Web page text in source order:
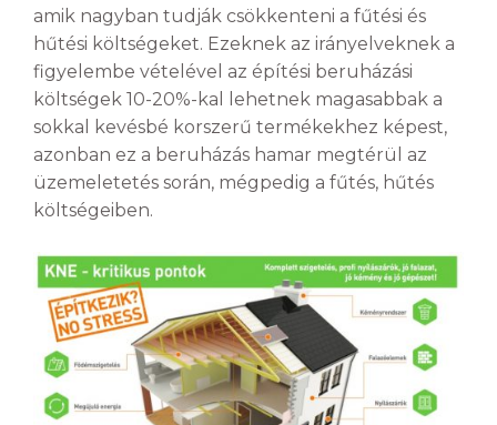
amik nagyban tudják csökkenteni a fűtési és
hűtési költségeket. Ezeknek az irányelveknek a
figyelembe vételével az építési beruházási
költségek 10-20%-kal lehetnek magasabbak a
sokkal kevésbé korszerű termékekhez képest,
azonban ez a beruházás hamar megtérül az
üzemeletetés során, mégpedig a fűtés, hűtés
költségeiben.